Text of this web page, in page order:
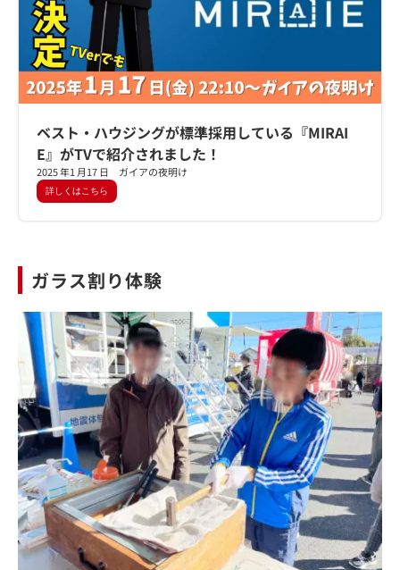
ベスト・ハウジングが標準採用している『MIRAI
E』がTVで紹介されました！
2025 年1 月17 日 ガイアの夜明け
詳しくはこちら
ガラス割り体験